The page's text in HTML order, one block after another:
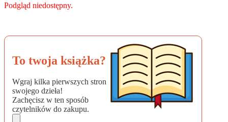
Podgląd niedostępny.
To twoja książka?
Wgraj kilka pierwszych stron
swojego dzieła!
Zachęcisz w ten sposób
czytelników do zakupu.